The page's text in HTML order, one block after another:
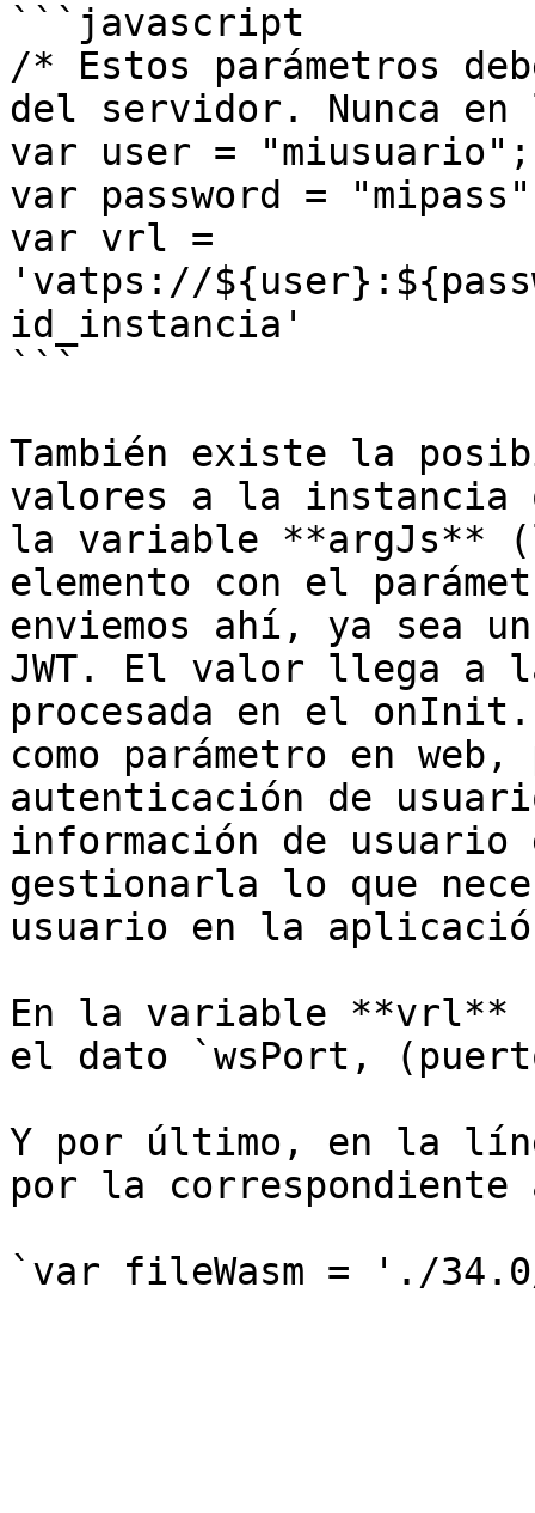
```javascript
/* Estos parámetros
del servidor. Nunca
var user = "miusuario";
var password =
var vrl =
'vatps://
id_instancia'
```
También existe la
valores a la instancia
la variable **argJs**
elemento con el
enviemos ahí, ya sea
JWT. El valor llega a
procesada en el onInit.
como parámetro en
autenticación de
información de usuario
gestionarla lo que
usuario en la
En la variable **vrl**
el dato `wsPort,
Y por último, en la
por la